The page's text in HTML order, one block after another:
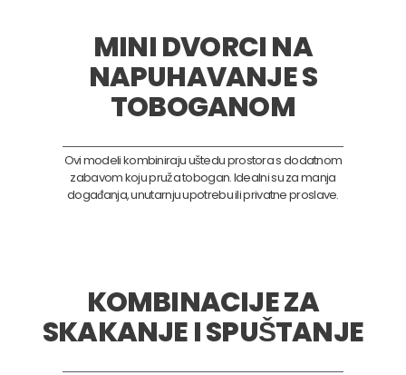
MINI DVORCI NA
NAPUHAVANJE S
TOBOGANOM
Ovi modeli kombiniraju uštedu prostora s dodatnom
zabavom koju pruža tobogan. Idealni su za manja
događanja, unutarnju upotrebu ili privatne proslave.
KOMBINACIJE ZA
SKAKANJE I SPUŠTANJE